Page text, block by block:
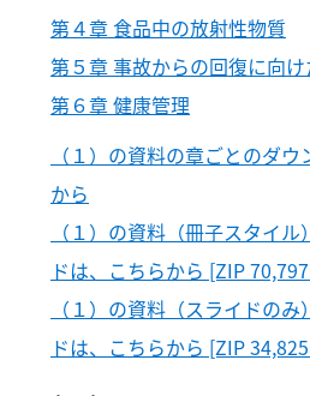
第４章 食品中の放射性物質
第５章 事故からの回復に向
第６章 健康管理
（１）の資料の章ごとのダ
から
（１）の資料（冊子スタイ
ドは、こちらから [ZIP
（１）の資料（スライドの
ドは、こちらから [ZIP